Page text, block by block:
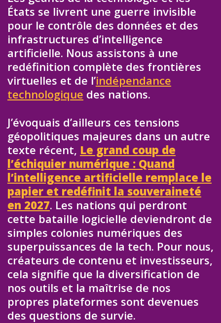
États se livrent une guerre invisible
pour le contrôle des données et des
infrastructures d’intelligence
artificielle. Nous assistons à une
redéfinition complète des frontières
virtuelles et de l’indépendance
technologique des nations.
J’évoquais d’ailleurs ces tensions
géopolitiques majeures dans un autre
texte récent, Le grand coup de
l’échiquier numérique : Quand
l’intelligence artificielle remplace le
papier et redéfinit la souveraineté
en 2027. Les nations qui perdront
cette bataille logicielle deviendront de
simples colonies numériques des
superpuissances de la tech. Pour nous,
créateurs de contenu et investisseurs,
cela signifie que la diversification de
nos outils et la maîtrise de nos
propres plateformes sont devenues
des questions de survie.